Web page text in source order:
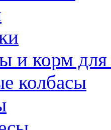
и корм
колбасы